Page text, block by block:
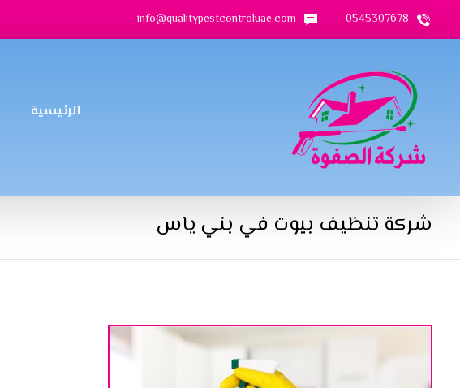
0545307678
info@qualitypestcontroluae.com
الرئيسية
شركة تنظيف بيوت في بني ياس